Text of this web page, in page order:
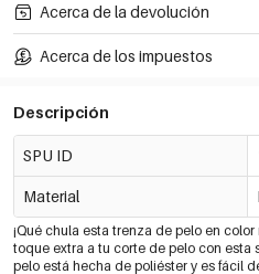
Acerca de la devolución
Acerca de los impuestos
Descripción
SPU ID
Material
¡Qué chula esta trenza de pelo en
toque extra a tu corte de pelo con
pelo está hecha de poliéster y es fácil